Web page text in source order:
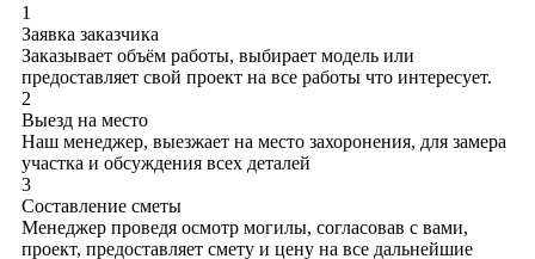
1
Заявка заказчика
Заказывает объём работы, выбирает модель или
предоставляет свой проект на все работы что интересует.
2
Выезд на место
Наш менеджер, выезжает на место захоронения, для замера
участка и обсуждения всех деталей
3
Составление сметы
Менеджер проведя осмотр могилы, согласовав с вами,
проект, предоставляет смету и цену на все дальнейшие